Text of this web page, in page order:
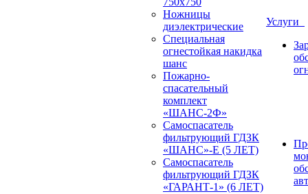
Ножницы
диэлектрические
Специальная
огнестойкая накидка
шанс
Пожарно-
спасательный
комплект
«ШАНС-2Ф»
Самоспасатель
фильтрующий ГДЗК
«ШАНС»-Е (5 ЛЕТ)
Самоспасатель
фильтрующий ГДЗК
«ГАРАНТ-1» (6 ЛЕТ)
Услуги